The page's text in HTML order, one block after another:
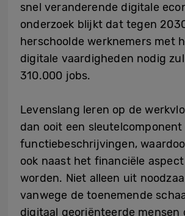
snel veranderende digitale
onderzoek blijkt dat tegen
herschoolde werknemers met
digitale vaardigheden nodig
310.000 jobs.
Levenslang leren op de
dan ooit een
functiebeschrijvingen,
ook naast het financiële
worden. Niet alleen uit
vanwege de toenemende
digitaal georiënteerde mensen